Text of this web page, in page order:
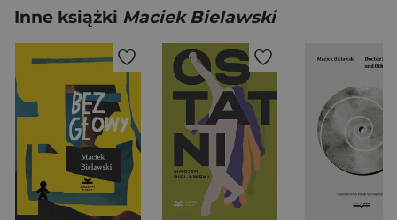
Inne książki Maciek Bielawski